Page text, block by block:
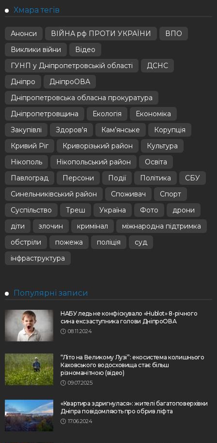
Хмара тегів
Анонси ВІЙНА рф ПРОТИ УКРАЇНИ
ВПО
Виклики війни
Відео
ГУНП у Дніпропетровській області
ДСНС
Дніпро
ДніпроОВА
Дніпропетровська обласна прокуратура
Дніпропетровщина
Екологія
Економіка
Закупівлі
Здоров'я Кам’янське
Корупція
Кривий Ріг
Криворізький район
Культура
Нікополь
Нікопольський район
Освіта
Павлоград
Персони Події Політика
СБУ
Синельниківський район
Споживач
Спорт
Суспільство
Треш Україна Фото
дрони
діти
злочин кримінал
міжнародна підтримка
обстріли
пожежа поліція
суд
інфраструктура
Популярні записи
НАБУ ледь не конфіскувало «Hublot» 8-річного
сина ексзаступника голови ДніпроОВА
08.11.2024
“Літо на Великому Лузі”: екосистема колишнього
Каховського водосховища стає більш
різноманітною (відео)
09.07.2025
«Квартира здригнулася»: жителі багатоповерхівки
Дніпра повідомляють про обрив ліфта
17.06.2024